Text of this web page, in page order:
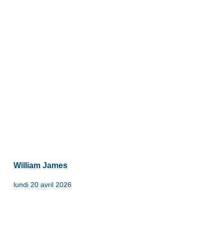
William James
lundi 20 avril 2026